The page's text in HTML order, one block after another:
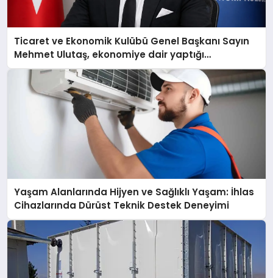
Ticaret ve Ekonomik Kulübü Genel Başkanı Sayın
Mehmet Ulutaş, ekonomiye dair yaptığı
açıklamada şunları kaydetti:
Yaşam Alanlarında Hijyen ve Sağlıklı Yaşam: İhlas
Cihazlarında Dürüst Teknik Destek Deneyimi